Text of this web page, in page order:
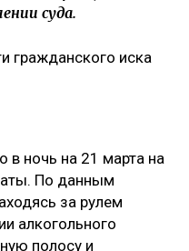
вреда не является
как способ усиления
средство
компенсации
денежного
нравственных
карательного
вреда, —
суда.